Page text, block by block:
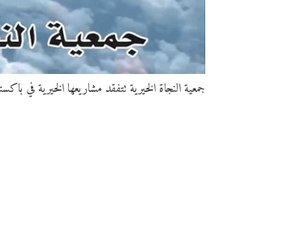
جمعية النجاة الخيرية تتفقد مشاريعها الخيرية في